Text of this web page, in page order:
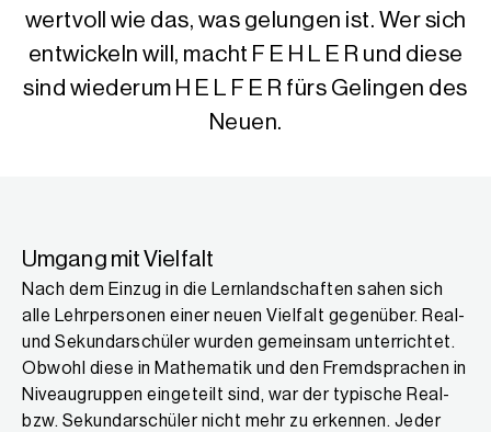
wertvoll wie das, was gelungen ist. Wer sich
entwickeln will, macht F E H L E R und diese
sind wiederum H E L F E R fürs Gelingen des
Neuen.
Umgang mit Vielfalt
Nach dem Einzug in die Lernlandschaften sahen sich
alle Lehrpersonen einer neuen Vielfalt gegenüber. Real-
und Sekundarschüler wurden gemeinsam unterrichtet.
Obwohl diese in Mathematik und den Fremdsprachen in
Niveaugruppen eingeteilt sind, war der typische Real-
bzw. Sekundarschüler nicht mehr zu erkennen. Jeder